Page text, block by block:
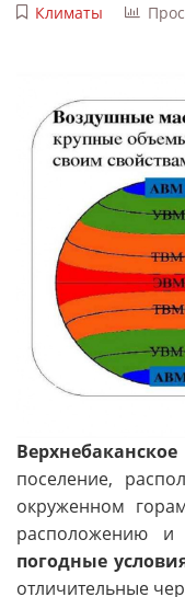
Климаты
Верхнебаканское
поселение,
окруженном
расположению и
погодные
отличительные